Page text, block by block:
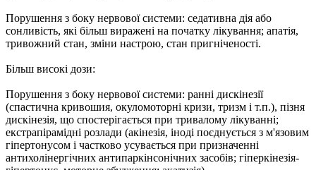
Порушення з боку нервової системи: седативна дія або
сонливість, які більш виражені на початку лікування; апатія,
тривожний стан, зміни настрою, стан пригніченості.
Більш високі дози:
Порушення з боку нервової системи: ранні дискінезії
(спастична кривошия, окуломоторні кризи, тризм і т.п.), пізня
дискінезія, що спостерігається при тривалому лікуванні;
екстрапірамідні розлади (акінезія, іноді поєднується з м'язовим
гіпертонусом і частково усувається при призначенні
антихолінергічних антипаркінсонічних засобів; гіперкінезія-